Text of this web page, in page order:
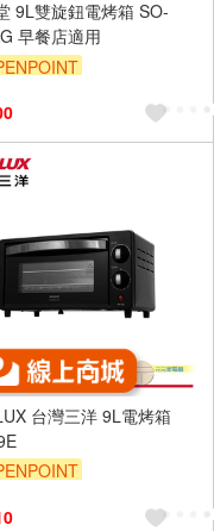
9L雙旋鈕電烤箱 SO-
早餐店適用
台灣三洋 9L電烤箱